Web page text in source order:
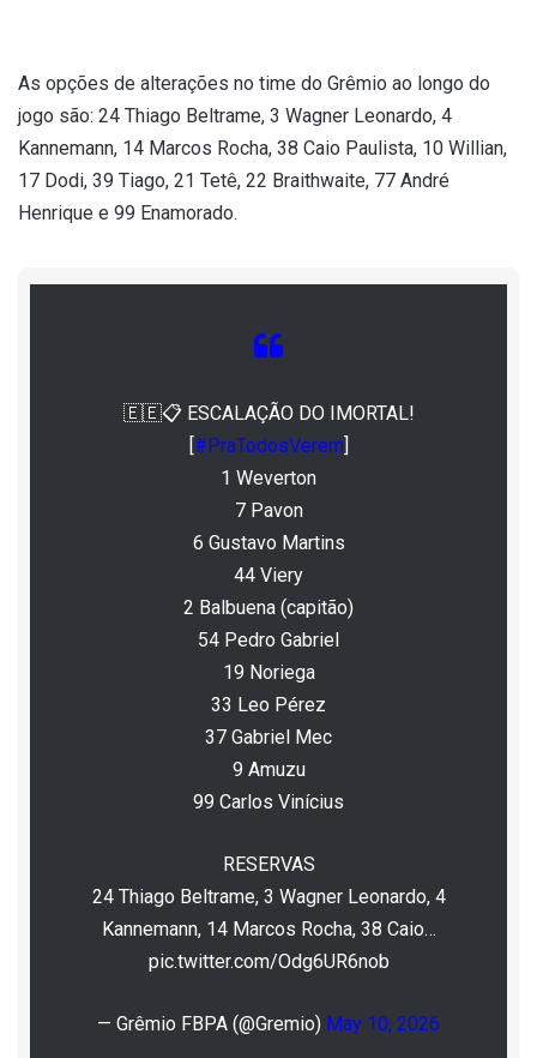
As opções de alterações no time do Grêmio ao longo do
jogo são: 24 Thiago Beltrame, 3 Wagner Leonardo, 4
Kannemann, 14 Marcos Rocha, 38 Caio Paulista, 10 Willian,
17 Dodi, 39 Tiago, 21 Tetê, 22 Braithwaite, 77 André
Henrique e 99 Enamorado.
🇪🇪📋 ESCALAÇÃO DO IMORTAL!
#PraTodosVerem]
1 Weverton
7 Pavon
6 Gustavo Martins
44 Viery
2 Balbuena (capitão)
54 Pedro Gabriel
19 Noriega
33 Leo Pérez
37 Gabriel Mec
9 Amuzu
99 Carlos Vinícius
RESERVAS
24 Thiago Beltrame, 3 Wagner Leonardo, 4
Kannemann, 14 Marcos Rocha, 38 Caio…
pic.twitter.com/Odg6UR6nob
— Grêmio FBPA (@Gremio) May 10, 2026